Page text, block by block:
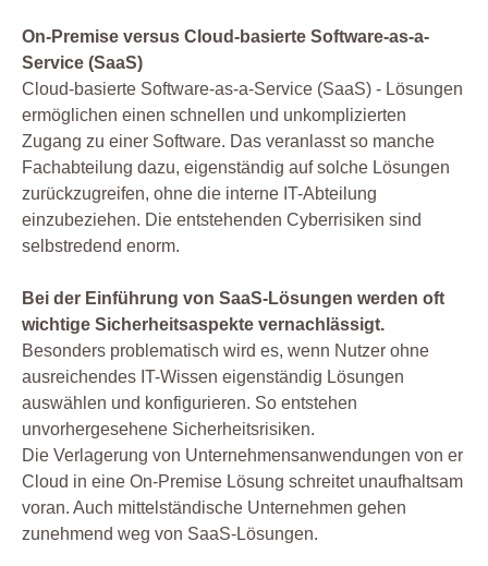
On-Premise versus Cloud-basierte Software-as-a-
Service (SaaS)
Cloud-basierte Software-as-a-Service (SaaS) - Lösungen
ermöglichen einen schnellen und unkomplizierten
Zugang zu einer Software. Das veranlasst so manche
Fachabteilung dazu, eigenständig auf solche Lösungen
zurückzugreifen, ohne die interne IT-Abteilung
einzubeziehen. Die entstehenden Cyberrisiken sind
selbstredend enorm.
Bei der Einführung von SaaS-Lösungen werden oft
wichtige Sicherheitsaspekte vernachlässigt.
Besonders problematisch wird es, wenn Nutzer ohne
ausreichendes IT-Wissen eigenständig Lösungen
auswählen und konfigurieren. So entstehen
unvorhergesehene Sicherheitsrisiken.
Die Verlagerung von Unternehmensanwendungen von er
Cloud in eine On-Premise Lösung schreitet unaufhaltsam
voran. Auch mittelständische Unternehmen gehen
zunehmend weg von SaaS-Lösungen.